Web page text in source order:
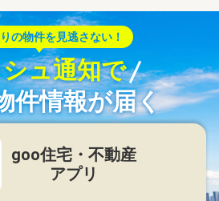
の物件を見逃さない！
ュ通知で
件情報が届く
goo住宅・不動産
アプリ